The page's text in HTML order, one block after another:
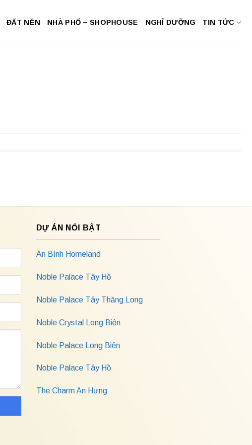
ĐẤT NỀN NHÀ PHỐ – SHOPHOUSE NGHỈ DƯỠNG TIN TỨC
DỰ ÁN NỔI BẬT
An Bình Homeland
Noble Palace Tây Hồ
Noble Palace Tây Thăng Long
Noble Crystal Long Biên
Noble Palace Long Biên
Noble Palace Tây Hồ
The Charm An Hưng